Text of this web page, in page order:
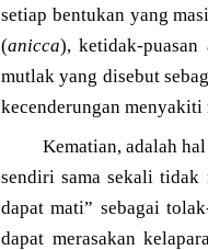
setiap bentukan yang
(anicca), ketidak-
mutlak yang disebut
kecenderungan
Kematian, adalah
sendiri sama sekali tidak
dapat mati” sebagai
dapat merasakan